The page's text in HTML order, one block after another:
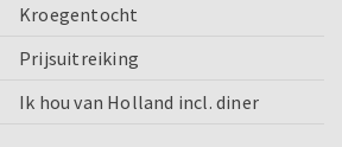
Kroegentocht
Prijsuitreiking
Ik hou van Holland incl. diner